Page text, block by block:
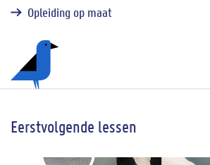
Opleiding op maat
Eerstvolgende lessen